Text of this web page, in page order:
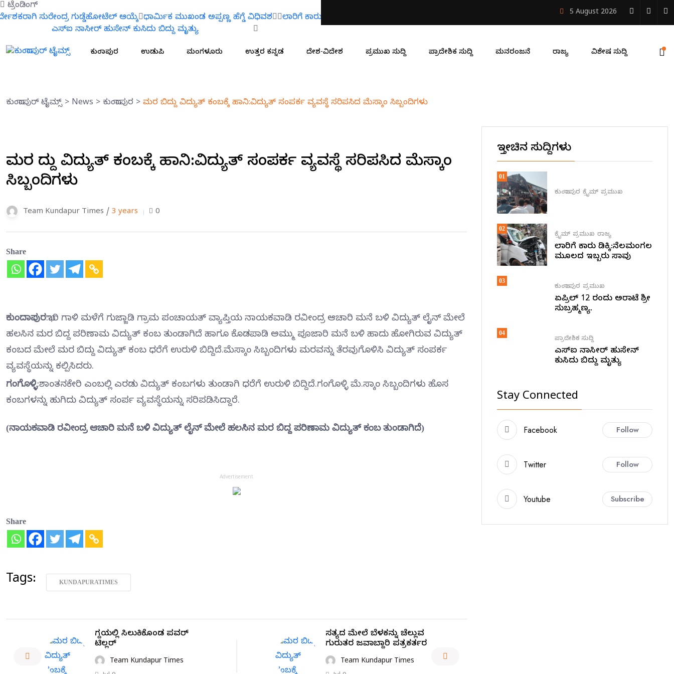
ನಿರ್ದೇಶಕರಾಗಿ ಸುರೇಂದ್ರ ಗುಡ್ಡೆಹೋಟೆಲ್ ಆಯ್ಕೆ 5 August 2026
ಕುಂದಾಪುರ ಉಡುಪಿ ಮಂಗಳೂರು ಉತ್ತರ ಕನ್ನಡ ದೇಶ-ವಿದೇಶ ಪ್ರಮುಖ ಸುದ್ದಿ ಪ್ರಾದೇಶಿಕ ಸುದ್ದಿ ಮನರಂಜನೆ ರಾಜ್ಯ ವಿಶೇಷ ಸುದ್ದಿ
ಕುಂದಾಪುರ್ ಟೈಮ್ಸ್> News > ಕುಂದಾಪುರ > ಮರ ಬಿದ್ದು ವಿದ್ಯುತ್ ಕಂಬಕ್ಕೆ ಹಾನಿ:ವಿದ್ಯುತ್ ಸಂಪರ್ಕ ವ್ಯವಸ್ಥೆ ಸರಿಪಸಿದ ಮೆಸ್ಕಾಂ ಸಿಬ್ಬಂದಿಗಳು
ಮರ ಬಿದ್ದು ವಿದ್ಯುತ್ ಕಂಬಕ್ಕೆ ಹಾನಿ:ವಿದ್ಯುತ್ ಸಂಪರ್ಕ ವ್ಯವಸ್ಥೆ ಸರಿಪಸಿದ ಮೆಸ್ಕಾಂ
ಸಿಬ್ಬಂದಿಗಳು
Team Kundapur Times / 3 years 0
Share
ಕುಂದಾಪುರ:ಭಾರಿ ಗಾಳಿ ಮಳೆಗೆ ಗುಜ್ಜಾಡಿ ಗ್ರಾಮ ಪಂಚಾಯತ್ ವ್ಯಾಪ್ತಿಯ ನಾಯಕವಾಡಿ ರವೀಂದ್ರ ಆಚಾರಿ ಮನೆ ಬಳಿ ವಿದ್ಯುತ್ ಲೈನ್ ಮೇಲೆ
ಹಲಸಿನ ಮರ ಬಿದ್ದ ಪರಿಣಾಮ ವಿದ್ಯುತ್ ಕಂಬ ತುಂಡಾಗಿದೆ ಹಾಗೂ ಕೊಡಪಾಡಿ ಅಮ್ಮು ಪೂಜಾರಿ ಮನೆ ಬಳಿ ಹಾದು ಹೋಗಿರುವ ವಿದ್ಯುತ್
ಕಂಬದ ಮೇಲೆ ಮರ ಬಿದ್ದು ವಿದ್ಯುತ್ ಕಂಬ ಧರೆಗೆ ಉರುಳಿ ಬಿದ್ದಿದೆ.ಮೆಸ್ಕಾಂ ಸಿಬ್ಬಂದಿಗಳು ಮರವನ್ನು ತೆರವುಗೊಳಿಸಿ ವಿದ್ಯುತ್ ಸಂಪರ್ಕ
ವ್ಯವಸ್ಥೆಯನ್ನು ಕಲ್ಪಿಸಿದರು.
ಗಂಗೊಳ್ಳಿ:ಶಾಂತನಕೇರಿ ಎಂಬಲ್ಲಿ ಎರಡು ವಿದ್ಯುತ್ ಕಂಬಗಳು ತುಂಡಾಗಿ ಧರೆಗೆ ಉರುಳಿ ಬಿದ್ದಿದೆ.ಗಂಗೊಳ್ಳಿ ಮೆ.ಸ್ಕಾಂ ಸಿಬ್ಬಂದಿಗಳು ಹೊಸ
ಕಂಬಗಳನ್ನು ಹುಗಿದು ವಿದ್ಯುತ್ ಸಂರ್ಪ ವ್ಯವಸ್ಥೆಯನ್ನು ಸರಿಪಡಿಸಿದ್ದಾರೆ.
(ನಾಯಕವಾಡಿ ರವೀಂದ್ರ ಆಚಾರಿ ಮನೆ ಬಳಿ ವಿದ್ಯುತ್ ಲೈನ್ ಮೇಲೆ ಹಲಸಿನ ಮರ ಬಿದ್ದ ಪರಿಣಾಮ ವಿದ್ಯುತ್ ಕಂಬ ತುಂಡಾಗಿದೆ)
Advertisement
Share
Tags: KUNDAPURATIMES
ಗದ್ದೆಯಲ್ಲಿ ಸಿಲುಕಿಕೊಂಡ ಪವರ್
ಟಿಲ್ಲರ್
Team Kundapur Times
ಸತ್ಯದ ಮೇಲೆ ಬೆಳಕನ್ನು ಚೆಲ್ಲುವ
ಗುರುತರ ಜವಾಬ್ದಾರಿ ಪತ್ರಕರ್ತರ
Team Kundapur Times
ಇತ್ತೀಚಿನ ಸುದ್ದಿಗಳು
01
ಕುಂದಾಪುರ ಕ್ರೈಮ್ ಪ್ರಮುಖ
02
ಕ್ರೈಮ್ ಪ್ರಮುಖ ರಾಜ್ಯ
ಲಾರಿಗೆ ಕಾರು ಡಿಕ್ಕಿ:ನೆಲಮಂಗಲ
ಮೂಲದ ಇಬ್ಬರು ಸಾವು
03
ಕುಂದಾಪುರ ಪ್ರಮುಖ
ಏಪ್ರಿಲ್ 12 ರಂದು ಅರಾಟೆ ಶ್ರೀ
ಸುಬ್ರಹ್ಮಣ್ಯ.
04
ಪ್ರಾದೇಶಿಕ ಸುದ್ದಿ
ಎಸ್ಐ ನಾಸೀರ್ ಹುಸೇನ್
ಕುಸಿದು ಬಿದ್ದು ಮೃತ್ಯು
Stay Connected
Facebook Follow
Twitter Follow
Youtube Subscribe
ಟ್ರೆಂಡಿಂಗ್
ಸುರೇಂದ್ರ ಗುಡ್ಡೆಹೋಟೆಲ್ ಆಯ್ಕೆ ಧಾರ್ಮಿಕ ಮುಖಂಡ ಅಪ್ಪಣ್ಣ ಹೆಗ್ಡೆ ವಿಧಿವಶ ಲಾರಿಗೆ ಕಾರು ಡಿಕ್ಕಿ:ನೆಲಮಂಗಲ ಮೂಲದ ಇಬ್ಬರು ಸಾವು
ಏಪ್ರಿಲ್ 12 ರಂದು ಅರಾಟೆ ಶ್ರೀ ಸುಬ್ರಹ್ಮಣ್ಯ ದೇವಸ್ಥಾನದಲ್ಲಿ ಏಕಪವಿತ್ರ
ಎಸ್ಐ ನಾಸೀರ್ ಹುಸೇನ್ ಕುಸಿದು ಬಿದ್ದು ಮೃತ್ಯು